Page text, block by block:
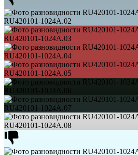
RU420101-1024A.02
RU420101-1024A.03
RU420101-1024A.04
RU420101-1024A.05
RU420101-1024A.06
RU420101-1024A.07
RU420101-1024A.08